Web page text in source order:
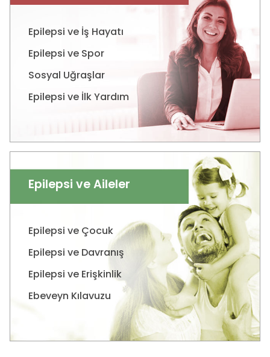
Epilepsi ve İş Hayatı
Epilepsi ve Spor
Sosyal Uğraşlar
Epilepsi ve İlk Yardım
Epilepsi ve Aileler
Epilepsi ve Çocuk
Epilepsi ve Davranış
Epilepsi ve Erişkinlik
Ebeveyn Kılavuzu